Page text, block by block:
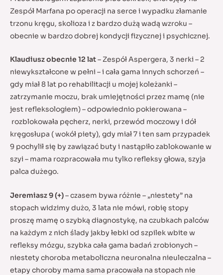
Zespół Marfana po operacji na serce i wypadku złamanie
trzonu kręgu, skolioza i z bardzo dużą wadą wzroku –
obecnie w bardzo dobrej kondycji fizycznej i psychicznej.
Klaudiusz obecnie 12 lat– Zespół Aspergera, 3 nerki – 2
niewykształcone w pełni – i cała gama innych schorzeń –
gdy miał 8 lat po rehabilitacji u mojej koleżanki –
zatrzymanie moczu, brak umiejętności przez mamę (nie
jest refleksologiem) – odpowiednio pokierowana –
rozblokowała pęcherz, nerki, przewód moczowy i dół
kręgosłupa ( wokół piety), gdy miał 7 i ten sam przypadek
9 pochylił się by zawiązać buty i nastąpiło zablokowanie w
szyi – mama rozpracowała mu tylko refleksy głowa, szyja
palca dużego.
Jeremiasz 9 (+)– czasem bywa różnie – „niestety” na
stopach widzimy dużo, 3 lata nie mówi, robię stopy
proszę mamę o szybką diagnostykę, na czubkach palców
na każdym z nich ślady jakby łebki od szpilek wbite w
refleksy mózgu, szybka cała gama badań zrobionych –
niestety choroba metaboliczna neuronalna nieuleczalna –
etapy choroby mama sama pracowała na stopach nie